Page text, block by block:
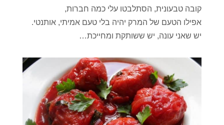
קובה טבעונית, הסתלבטו עלי כמה חברות,
אפילו הטעם של המרק יהיה בלי טעם אמיתי, אותנטי.
יש שאני עונה, יש ששותקת ומחייכת…